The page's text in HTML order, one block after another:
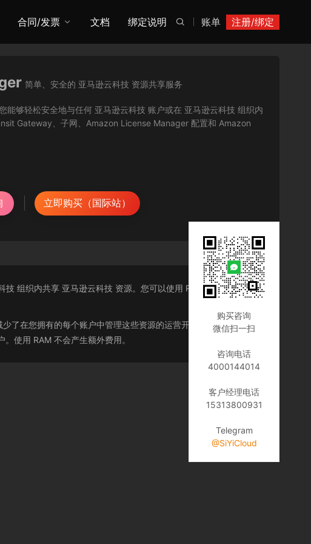
账单 注册/绑定

合同/发票 文档 绑定说明
简单、安全的 亚马逊云科技 资源共享服务
够轻松安全地与任何 亚马逊云科技 账户或在 亚马逊云科技 组织内
Gateway、子网、Amazon License Manager 配置和 Amazon
立即购买（国际站）
组织内共享 亚马逊云科技 资源。您可以使用 RAM 共享 Amazon
了在您拥有的每个账户中管理这些资源的运营开销。您可以在多账
使用 RAM 不会产生额外费用。
购买咨询
微信扫一扫
咨询电话
4000144014
客户经理电话
15313800931
Telegram
@SiYiCloud